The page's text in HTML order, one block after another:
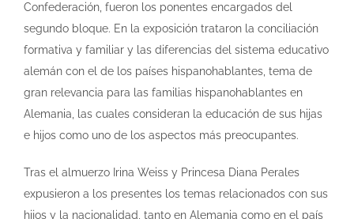
Confederación, fueron los ponentes encargados del
segundo bloque. En la exposición trataron la conciliación
formativa y familiar y las diferencias del sistema educativo
alemán con el de los países hispanohablantes, tema de
gran relevancia para las familias hispanohablantes en
Alemania, las cuales consideran la educación de sus hijas
e hijos como uno de los aspectos más preocupantes.
Tras el almuerzo Irina Weiss y Princesa Diana Perales
expusieron a los presentes los temas relacionados con sus
hijos y la nacionalidad, tanto en Alemania como en el país